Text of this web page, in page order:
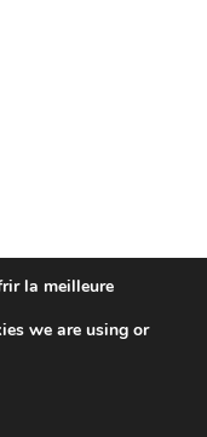
la meilleure
we are using or